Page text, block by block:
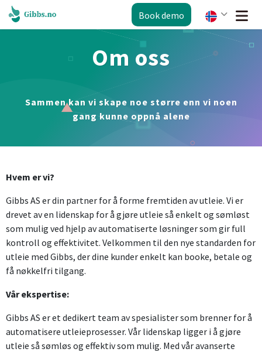
Book demo
Om oss
Sammen kan vi skape noe større enn vi noen
gang kunne oppnå alene
Hvem er vi?
Gibbs AS er din partner for å forme fremtiden av utleie. Vi er
drevet av en lidenskap for å gjøre utleie så enkelt og sømløst
som mulig ved hjelp av automatiserte løsninger som gir full
kontroll og effektivitet. Velkommen til den nye standarden for
utleie med Gibbs, der dine kunder enkelt kan booke, betale og
få nøkkelfri tilgang.
Vår ekspertise:
Gibbs AS er et dedikert team av spesialister som brenner for å
automatisere utleieprosesser. Vår lidenskap ligger i å gjøre
utleie så sømløs og effektiv som mulig. Med vår avanserte